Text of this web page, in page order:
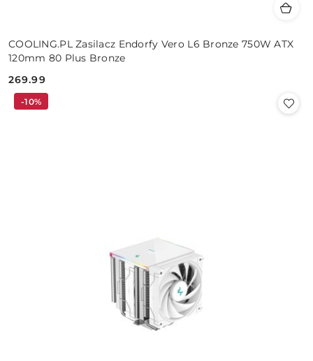
COOLING.PL Zasilacz Endorfy Vero L6 Bronze 750W ATX
120mm 80 Plus Bronze
Cena:
269.99
-10%